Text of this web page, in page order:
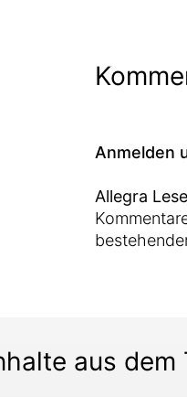
Anmelden
Allegra
aus dem